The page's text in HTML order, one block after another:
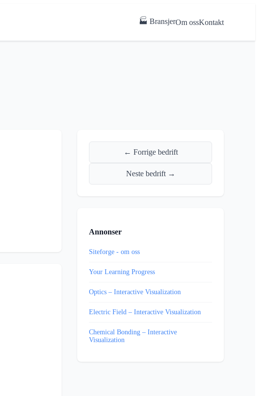
🏭 BransjerOm ossKontakt
← Forrige bedrift
Neste bedrift →
Annonser
Siteforge - om oss
Your Learning Progress
Optics – Interactive Visualization
Electric Field – Interactive Visualization
Chemical Bonding – Interactive
Visualization